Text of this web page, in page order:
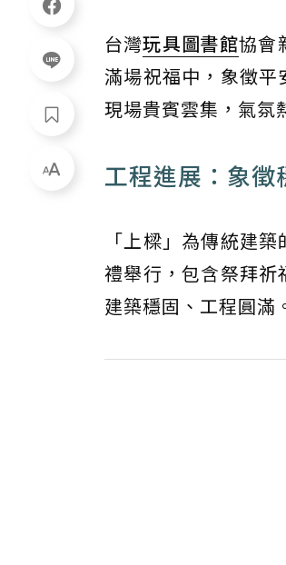
台灣玩具圖書館協會
滿場祝福中，象徵
現場貴賓雲集，氣氛
工程進展：象徵
「上樑」為傳統建
禮舉行，包含祭拜
建築穩固、工程圓滿